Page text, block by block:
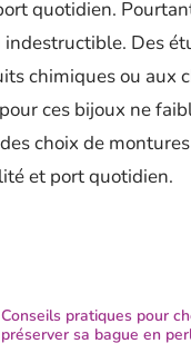
quotidien.
indestructible. Des
chimiques ou aux
ces bijoux ne
choix de
et port quotidien.
Conseils pratiques pour
préserver sa bague en